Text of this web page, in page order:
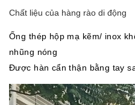
Chất liệu của hàng rào di động
Ống thép hộp mạ kẽm/ inox
nhũng nóng
Được hàn cẩn thận bằng tay